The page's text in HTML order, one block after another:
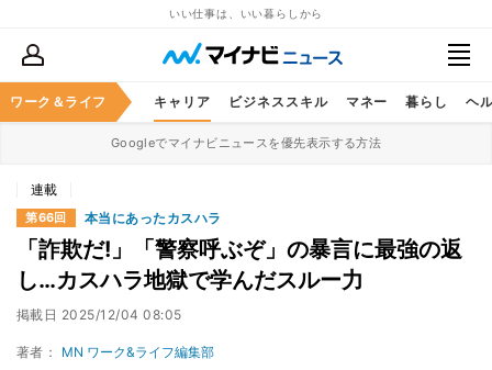
いい仕事は、いい暮らしから
ワーク＆ライフ キャリア ビジネススキル マネー 暮らし ヘ
Googleでマイナビニュースを優先表示する方法
連載
第66回 本当にあったカスハラ
「詐欺だ!」「警察呼ぶぞ」の暴言に最強の返
し…カスハラ地獄で学んだスルー力
掲載日 2025/12/04 08:05
著者： MN ワーク&ライフ編集部